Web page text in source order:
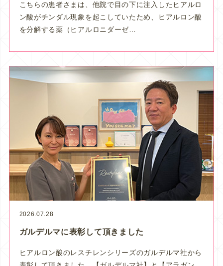
こちらの患者さまは、他院で目の下に注入したヒアルロ
ン酸がチンダル現象を起こしていたため、ヒアルロン酸
を分解する薬（ヒアルロニダーゼ…
2026.07.28
ガルデルマに表彰して頂きました
ヒアルロン酸のレスチレンシリーズのガルデルマ社から